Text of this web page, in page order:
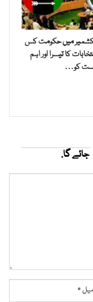
کشمیر میں حکومت کس
کا تیسرا اور اہم
جائے گا.